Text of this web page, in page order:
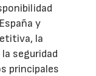
y
la
seguridad
principales